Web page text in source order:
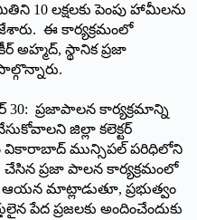
10 లక్షలకు పెంపు హామీలను
ఈ కార్యక్రమంలో
స్థానిక ప్రజా
30: ప్రజాపాలన కార్యక్రమాన్ని
జిల్లా కలెక్టర్
వికారాబాద్ మున్సిపల్ పరిధిలోని
చేసిన ప్రజా పాలన కార్యక్రమంలో
మాట్లాడుతూ, ప్రభుత్వం
పేద ప్రజలకు అందించేందుకు